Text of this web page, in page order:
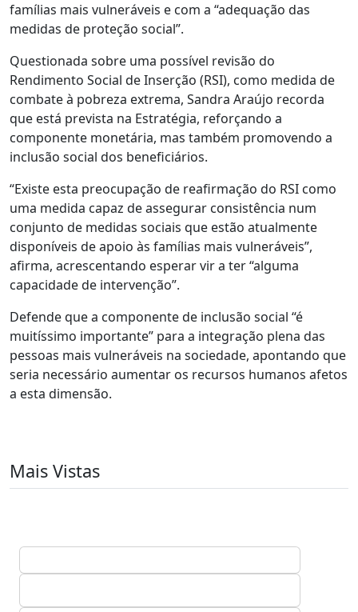
famílias mais vulneráveis e com a “adequação das
medidas de proteção social”.
Questionada sobre uma possível revisão do
Rendimento Social de Inserção (RSI), como medida de
combate à pobreza extrema, Sandra Araújo recorda
que está prevista na Estratégia, reforçando a
componente monetária, mas também promovendo a
inclusão social dos beneficiários.
“Existe esta preocupação de reafirmação do RSI como
uma medida capaz de assegurar consistência num
conjunto de medidas sociais que estão atualmente
disponíveis de apoio às famílias mais vulneráveis”,
afirma, acrescentando esperar vir a ter “alguma
capacidade de intervenção”.
Defende que a componente de inclusão social “é
muitíssimo importante” para a integração plena das
pessoas mais vulneráveis na sociedade, apontando que
seria necessário aumentar os recursos humanos afetos
a esta dimensão.
Mais Vistas